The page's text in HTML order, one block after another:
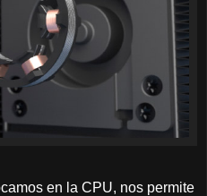
en la CPU, nos permite